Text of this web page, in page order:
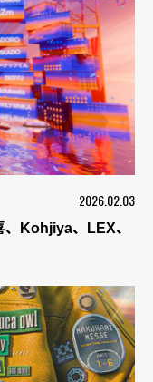
2026.02.03
Kohjiya、LEX、